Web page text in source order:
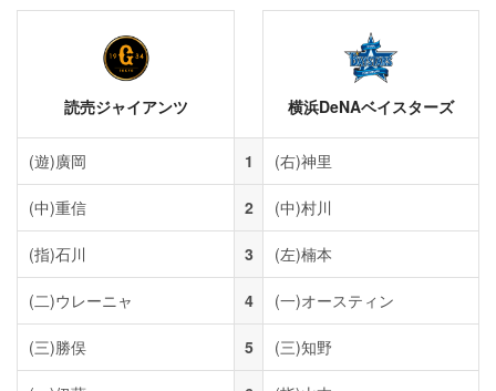
読売ジャイアンツ 横浜DeNAベイスターズ
(遊)廣岡 1 (右)神里
(中)重信 2 (中)村川
(指)石川 3 (左)楠本
(二)ウレーニャ 4 (一)オースティン
(三)勝俣 5 (三)知野